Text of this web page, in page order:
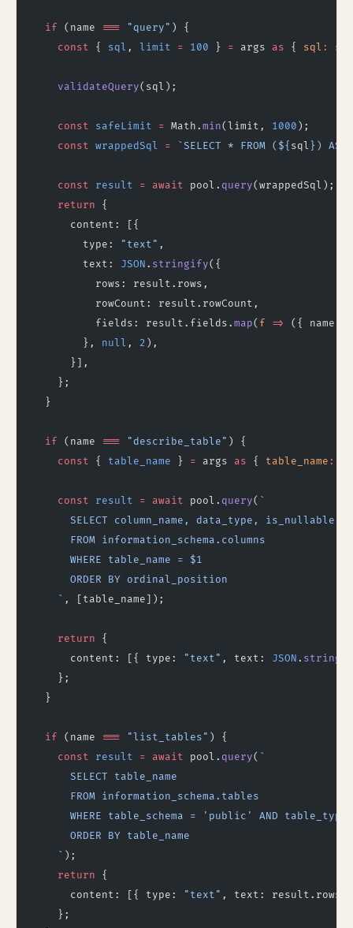
  if
(name === "query" ) {
    const
{ sql , limit = 100 } = args as { sql :
    validateQuery
(sql);
    const
safeLimit = Math. min(limit, 1000 );
    const
wrappedSql = `SELECT * FROM (${ sql }) AS
    const
result = await pool. query(wrappedSql);
    return
{
      content: [{
        type:
"text" ,
        text:
JSON . stringify({
          rows: result.rows,
          rowCount: result.rowCount,
          fields: result.fields.
map( f =>
({ name:
        },
null , 2 ),
      }],
    };
  }
  if
(name === "describe_table" ) {
    const
{ table_name } = args as { table_name :
    const
result = await pool. query( `
SELECT column_name, data_type, is_nullable,
      FROM information_schema.columns
      WHERE table_name = $1
      ORDER BY ordinal_position
    `
, [table_name]);
    return
{
      content: [{ type:
"text" , text: JSON .
    };
  }
  if
(name === "list_tables" ) {
    const
result = await pool. query( `
      SELECT table_name
      FROM information_schema.tables
WHERE table_schema = 'public' AND table_type
      ORDER BY table_name
    `
);
    return
{
      content: [{ type:
"text" , text: result.rows.
    };